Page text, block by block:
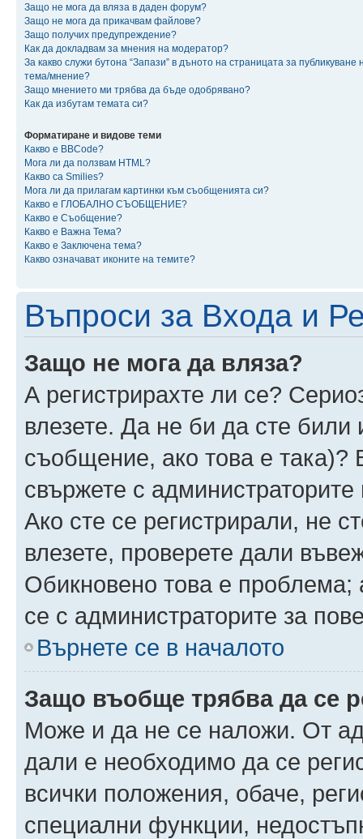
Защо не мога да вляза в даден форум?
Защо не мога да прикачвам файлове?
Защо получих предупреждение?
Как да докладвам за мнения на модератор?
За какво служи бутона “Запази” в дъното на страницата за публикуване
тема/мнение?
Защо мнението ми трябва да бъде одобрявано?
Как да избутам темата си?
Форматиране и видове теми
Какво е BBCode?
Мога ли да ползвам HTML?
Какво са Smilies?
Мога ли да прилагам картинки към съобщенията си?
Какво е ГЛОБАЛНО СЪОБЩЕНИЕ?
Какво е Съобщение?
Какво е Важна Тема?
Какво е Заключена тема?
Какво означават иконите на темите?
Въпроси за Входа и
Защо не мога да вляза?
А регистрирахте ли се?
влезете. Да не би да сте
съобщение, ако това е така)?
свържете с
Ако сте се регистрирали, не
влезете, проверете дали
Обикновено това е проблема;
се с администраторите за
Върнете се в началото
Защо въобще трябва да се
Може и да не се наложи. От
дали е необходимо да се
всички положения, обаче,
специални функции,